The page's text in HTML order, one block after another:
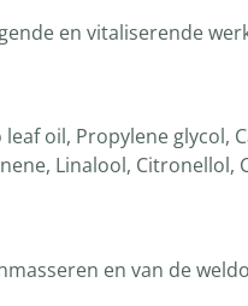
en vitaliserende
oil, Propylene glycol,
Linalool, Citronellol,
en van de